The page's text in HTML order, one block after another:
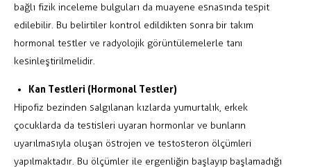
bağlı fizik inceleme bulguları da muayene esnasında tespit
edilebilir. Bu belirtiler kontrol edildikten sonra bir takım
hormonal testler ve radyolojik görüntülemelerle tanı
kesinleştirilmelidir.
Kan Testleri (Hormonal Testler)
Hipofiz bezinden salgılanan kızlarda yumurtalık, erkek
çocuklarda da testisleri uyaran hormonlar ve bunların
uyarılmasıyla oluşan östrojen ve testosteron ölçümleri
yapılmaktadır. Bu ölçümler ile ergenliğin başlayıp başlamadığı